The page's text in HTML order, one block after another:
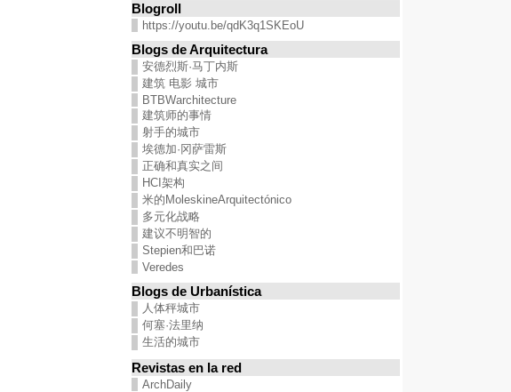
Blogroll
https://youtu.be/qdK3q1SKEoU
Blogs de Arquitectura
安德烈斯·马丁内斯
建筑 电影 城市
BTBWarchitecture
建筑师的事情
射手的城市
埃德加·冈萨雷斯
正确和真实之间
HCI架构
米的MoleskineArquitectónico
多元化战略
建议不明智的
Stepien和巴诺
Veredes
Blogs de Urbanística
人体秤城市
何塞·法里纳
生活的城市
Revistas en la red
ArchDaily